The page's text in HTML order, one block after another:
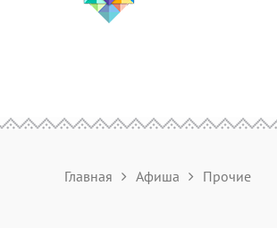
Главная Афиша Прочие